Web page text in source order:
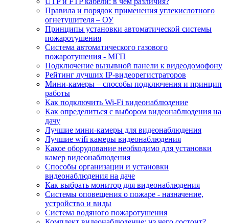
Правила и порядок применения углекислотного
огнетушителя – ОУ
Принципы установки автоматической системы
пожаротушения
Система автоматического газового
пожаротушения - МГП
Подключение вызывной панели к видеодомофону
Рейтинг лучших IP-видеорегистраторов
Мини-камеры – способы подключения и принцип
работы
Как подключить Wi-Fi видеонаблюдение
Как определиться с выбором видеонаблюдения на
дачу
Лучшие мини-камеры для видеонаблюдения
Лучшие wifi камеры видеонаблюдения
Какое оборудование необходимо для установки
камер видеонаблюдения
Способы организации и установки
видеонаблюдения на даче
Как выбрать монитор для видеонаблюдения
Системы оповещения о пожаре - назначение,
устройство и виды
Система водяного пожаротушения